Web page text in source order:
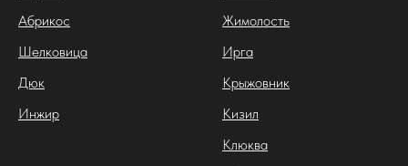
Абрикос
Шелковица
Дюк
Инжир
Жимолость
Ирга
Крыжовник
Кизил
Клюква